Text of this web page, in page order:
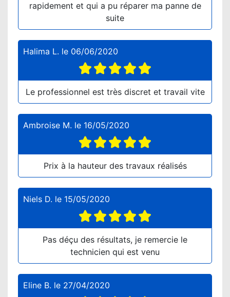
rapidement et qui a pu réparer ma panne de
suite
Halima L. le 06/06/2020
Le professionnel est très discret et travail vite
Ambroise M. le 16/05/2020
Prix à la hauteur des travaux réalisés
Niels D. le 15/05/2020
Pas déçu des résultats, je remercie le
technicien qui est venu
Eline B. le 27/04/2020